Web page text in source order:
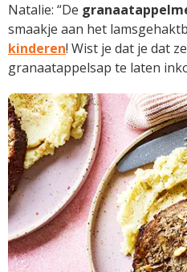
Natalie: “De
smaakje aan het
kinderen! Wist je dat je dat
granaatappelsap te laten